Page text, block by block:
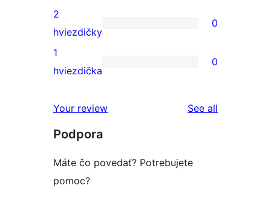
4-
hviezdičkovým
recenzií
s
3-
hviezdičkovým
0
recenzií
s
hviezdičkovým
2
hviezdičky
0
0
s
hviezdičkovým
hodnotením
1
hviezdička
0
Your review See all
Podpora
Máte čo povedať? Potrebujete
pomoc?